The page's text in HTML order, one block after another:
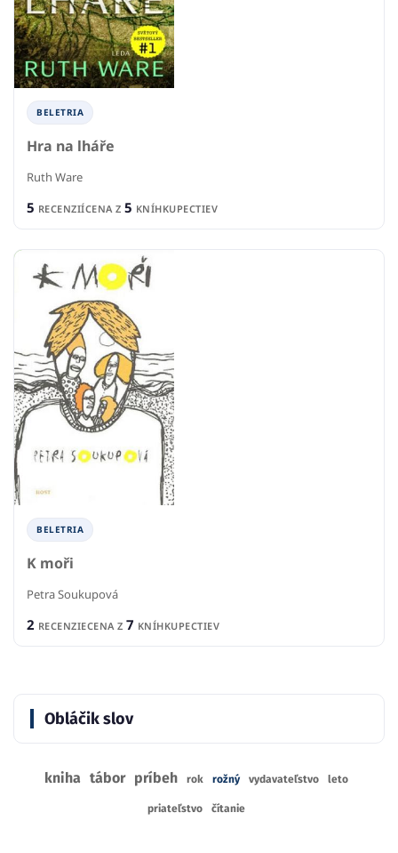
BELETRIA
Hra na lháře
Ruth Ware
5 RECENZIÍCENA Z 5 KNÍHKUPECTIEV
BELETRIA
K moři
Petra Soukupová
2 RECENZIECENA Z 7 KNÍHKUPECTIEV
Obláčik slov
kniha tábor príbeh rok rožný vydavateľstvo leto
priateľstvo čítanie